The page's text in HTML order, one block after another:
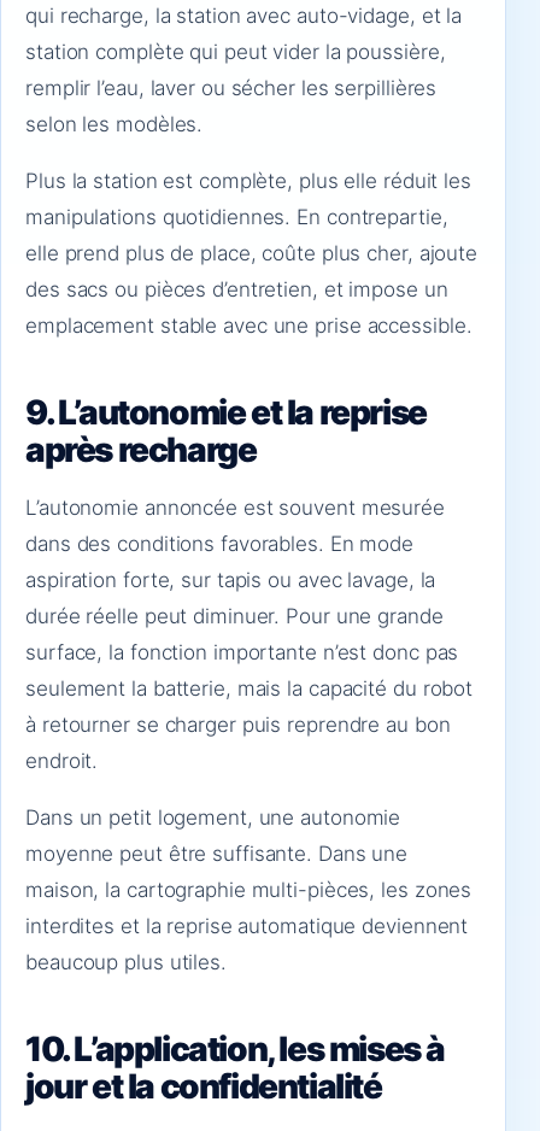
qui recharge, la station avec auto-vidage, et la
station complète qui peut vider la poussière,
remplir l’eau, laver ou sécher les serpillières
selon les modèles.
Plus la station est complète, plus elle réduit les
manipulations quotidiennes. En contrepartie,
elle prend plus de place, coûte plus cher, ajoute
des sacs ou pièces d’entretien, et impose un
emplacement stable avec une prise accessible.
9. L’autonomie et la reprise
après recharge
L’autonomie annoncée est souvent mesurée
dans des conditions favorables. En mode
aspiration forte, sur tapis ou avec lavage, la
durée réelle peut diminuer. Pour une grande
surface, la fonction importante n’est donc pas
seulement la batterie, mais la capacité du robot
à retourner se charger puis reprendre au bon
endroit.
Dans un petit logement, une autonomie
moyenne peut être suffisante. Dans une
maison, la cartographie multi-pièces, les zones
interdites et la reprise automatique deviennent
beaucoup plus utiles.
10. L’application, les mises à
jour et la confidentialité